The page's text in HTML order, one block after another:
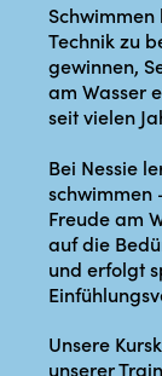
Technik zu
gewinnen,
am Wasser
seit vielen
Bei Nessie
schwimmen
Freude am
auf die
und erfolgt
Unsere
unserer